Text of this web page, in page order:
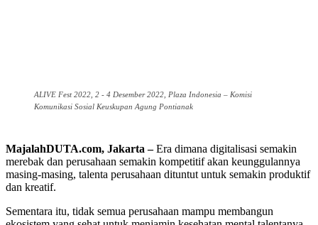
ALIVE Fest 2022, 2 - 4 Desember 2022, Plaza Indonesia – Komisi
Komunikasi Sosial Keuskupan Agung Pontianak
MajalahDUTA.com, Jakarta –Era dimana digitalisasi semakin
merebak dan perusahaan semakin kompetitif akan keunggulannya
masing-masing, talenta perusahaan dituntut untuk semakin produktif
dan kreatif.
Sementara itu, tidak semua perusahaan mampu membangun